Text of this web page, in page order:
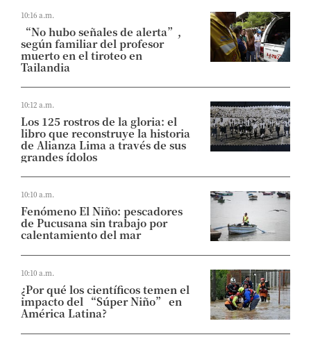
10:16 a.m.
“No hubo señales de alerta”,
según familiar del profesor
muerto en el tiroteo en
Tailandia
10:12 a.m.
Los 125 rostros de la gloria: el
libro que reconstruye la historia
de Alianza Lima a través de sus
grandes ídolos
10:10 a.m.
Fenómeno El Niño: pescadores
de Pucusana sin trabajo por
calentamiento del mar
10:10 a.m.
¿Por qué los científicos temen el
impacto del “Súper Niño” en
América Latina?